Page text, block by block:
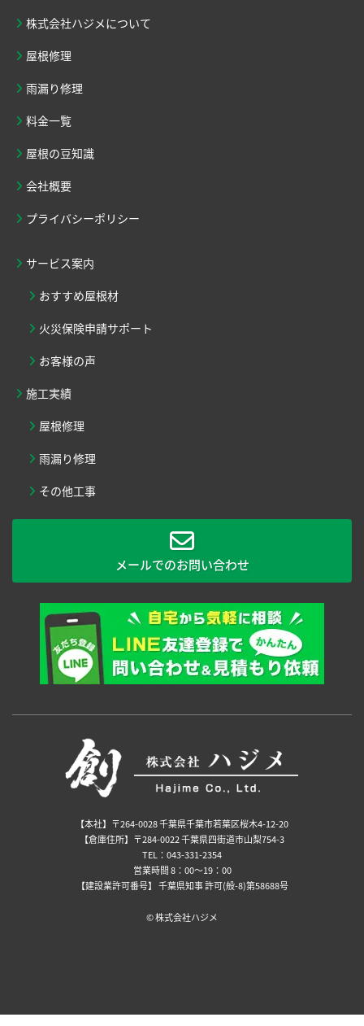
株式会社ハジメについて
屋根修理
雨漏り修理
料金一覧
屋根の豆知識
会社概要
プライバシーポリシー
サービス案内
おすすめ屋根材
火災保険申請サポート
お客様の声
施工実績
屋根修理
雨漏り修理
その他工事
メールでのお問い合わせ
【本社】〒264-0028 千葉県千葉市若葉区桜木4-12-20
【倉庫住所】〒284-0022 千葉県四街道市山梨754-3
TEL：043-331-2354
営業時間 8：00～19：00
【建設業許可番号】 千葉県知事 許可(般-8)第58688号
©️ 株式会社ハジメ